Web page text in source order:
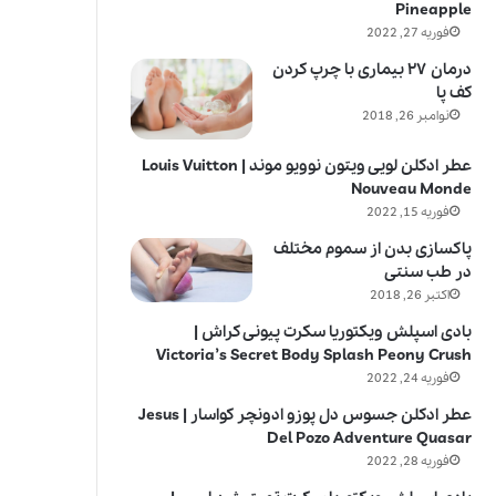
Pineapple
فوریه 27, 2022
درمان ۲۷ بیماری با چرپ کردن
کف پا
نوامبر 26, 2018
عطر ادکلن لویی ویتون نوویو موند | Louis Vuitton
Nouveau Monde
فوریه 15, 2022
پاکسازی بدن از سموم مختلف
در طب سنتی
اکتبر 26, 2018
بادی اسپلش ویکتوریا سکرت پیونی کراش |
Victoria’s Secret Body Splash Peony Crush
فوریه 24, 2022
عطر ادکلن جسوس دل پوزو ادونچر کواسار | Jesus
Del Pozo Adventure Quasar
فوریه 28, 2022